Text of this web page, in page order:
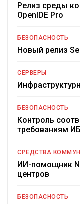
Релиз среды
OpenIDE Pro
БЕЗОПАСНОСТЬ
Новый релиз
СЕРВЕРЫ
БЕЗОПАСНОСТЬ
Контроль
требованиям
СРЕДСТВА
ИИ-помощник
центров
БЕЗОПАСНОСТЬ